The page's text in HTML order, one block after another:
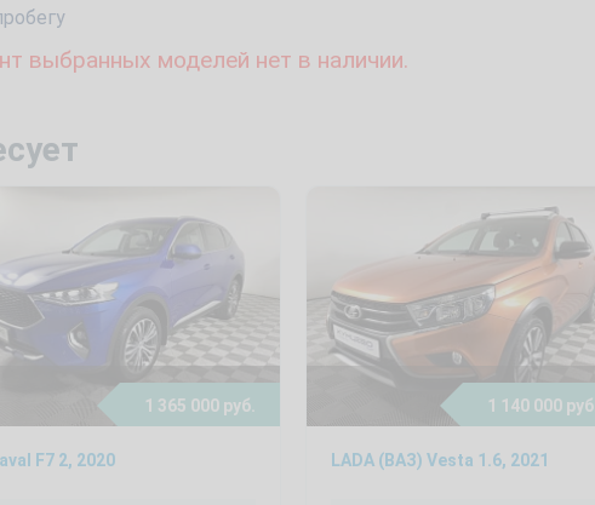
выбранных моделей нет в наличии.
1 365 000 руб.
F7 2, 2020
1 140 000 руб.
LADA (ВАЗ) Vesta 1.6, 2021